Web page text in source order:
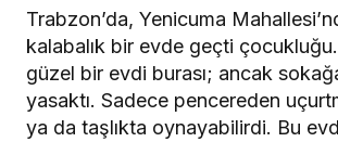
Trabzon’da, Yenicuma
kalabalık bir evde geçti
güzel bir evdi burası; ancak
yasaktı. Sadece pencereden
ya da taşlıkta oynayabilirdi. Bu